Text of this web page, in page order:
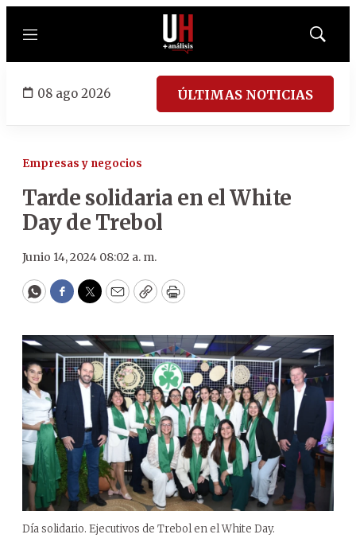
Menú
Mostrar
08 ago 2026 ÚLTIMAS NOTICIAS
Empresas y negocios
Tarde solidaria en el White
Day de Trebol
Junio 14, 2024 08:02 a. m.
WhatsApp
Facebook
Twitter
EmailCopyPrint
Día solidario. Ejecutivos de Trebol en el White Day.